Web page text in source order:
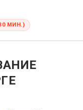
МИН.)